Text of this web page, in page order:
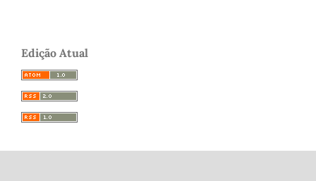
Edição Atual